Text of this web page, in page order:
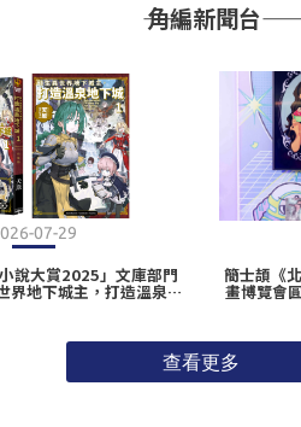
―― 角編新聞台――
07-29
說大賞2025」文庫部門
界地下城主，打造溫泉地
雄動漫節重磅登場 首刷
簡士頡《
畫博覽會
巫
查看更多